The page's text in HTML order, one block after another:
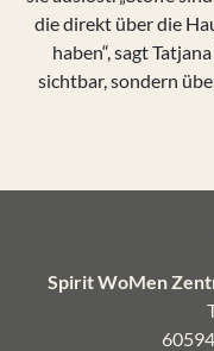
die direkt über die
haben“, sagt
sichtbar, sondern
Spirit WoMen